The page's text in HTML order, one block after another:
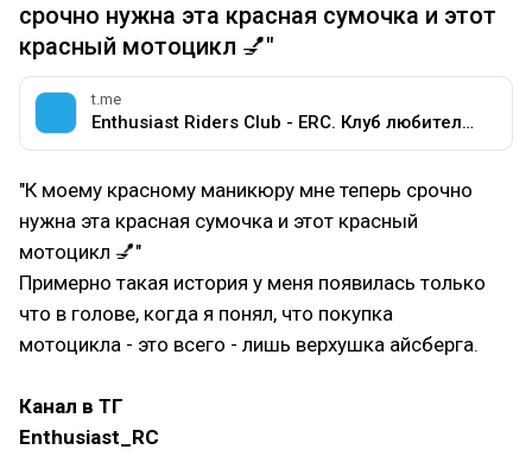
срочно нужна эта красная сумочка и этот
красный мотоцикл 💅"
t.me
Enthusiast Riders Club - ERC. Клуб любителей мотоциклов разных марок.
"К моему красному маникюру мне теперь срочно
нужна эта красная сумочка и этот красный
мотоцикл 💅"
Примерно такая история у меня появилась только
что в голове, когда я понял, что покупка
мотоцикла - это всего - лишь верхушка айсберга.
Канал в ТГ
Enthusiast_RC